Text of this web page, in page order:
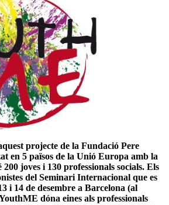
projecte de la Fundació Pere
en 5 països de la Unió Europa amb la
joves i 130 professionals socials. Els
del Seminari Internacional que es
i 14 de desembre a Barcelona (al
dóna eines als professionals